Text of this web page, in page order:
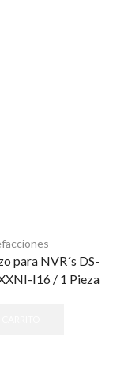
para NVR´s DS-
I16 / 1 Pieza